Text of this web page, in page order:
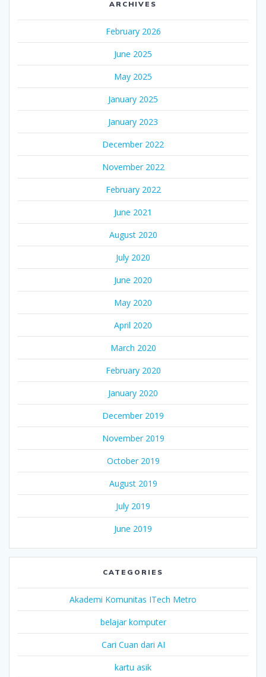
ARCHIVES
February 2026
June 2025
May 2025
January 2025
January 2023
December 2022
November 2022
February 2022
June 2021
August 2020
July 2020
June 2020
May 2020
April 2020
March 2020
February 2020
January 2020
December 2019
November 2019
October 2019
August 2019
July 2019
June 2019
CATEGORIES
Akademi Komunitas ITech Metro
belajar komputer
Cari Cuan dari AI
kartu asik